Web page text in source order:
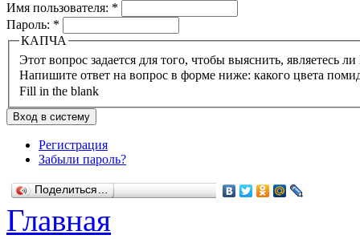
Имя пользователя: *
Пароль: *
КАПЧА
Напишите ответ на вопрос в форме ниже: какого цвета
Fill in the blank
Регистрация
Забыли пароль?
Поделиться…
Главная